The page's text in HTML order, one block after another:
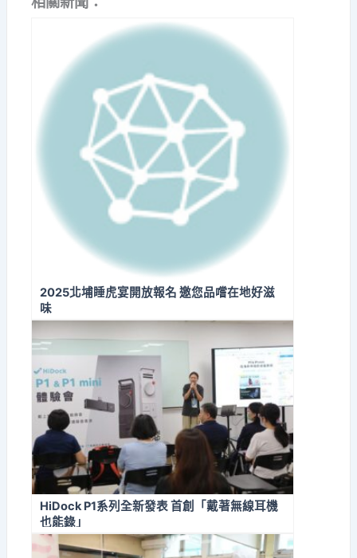
2025北埔睡虎宴開放報名 邀您品嚐在地好滋
味
HiDock P1系列全新發表 首創「戴著無線耳機
也能錄」